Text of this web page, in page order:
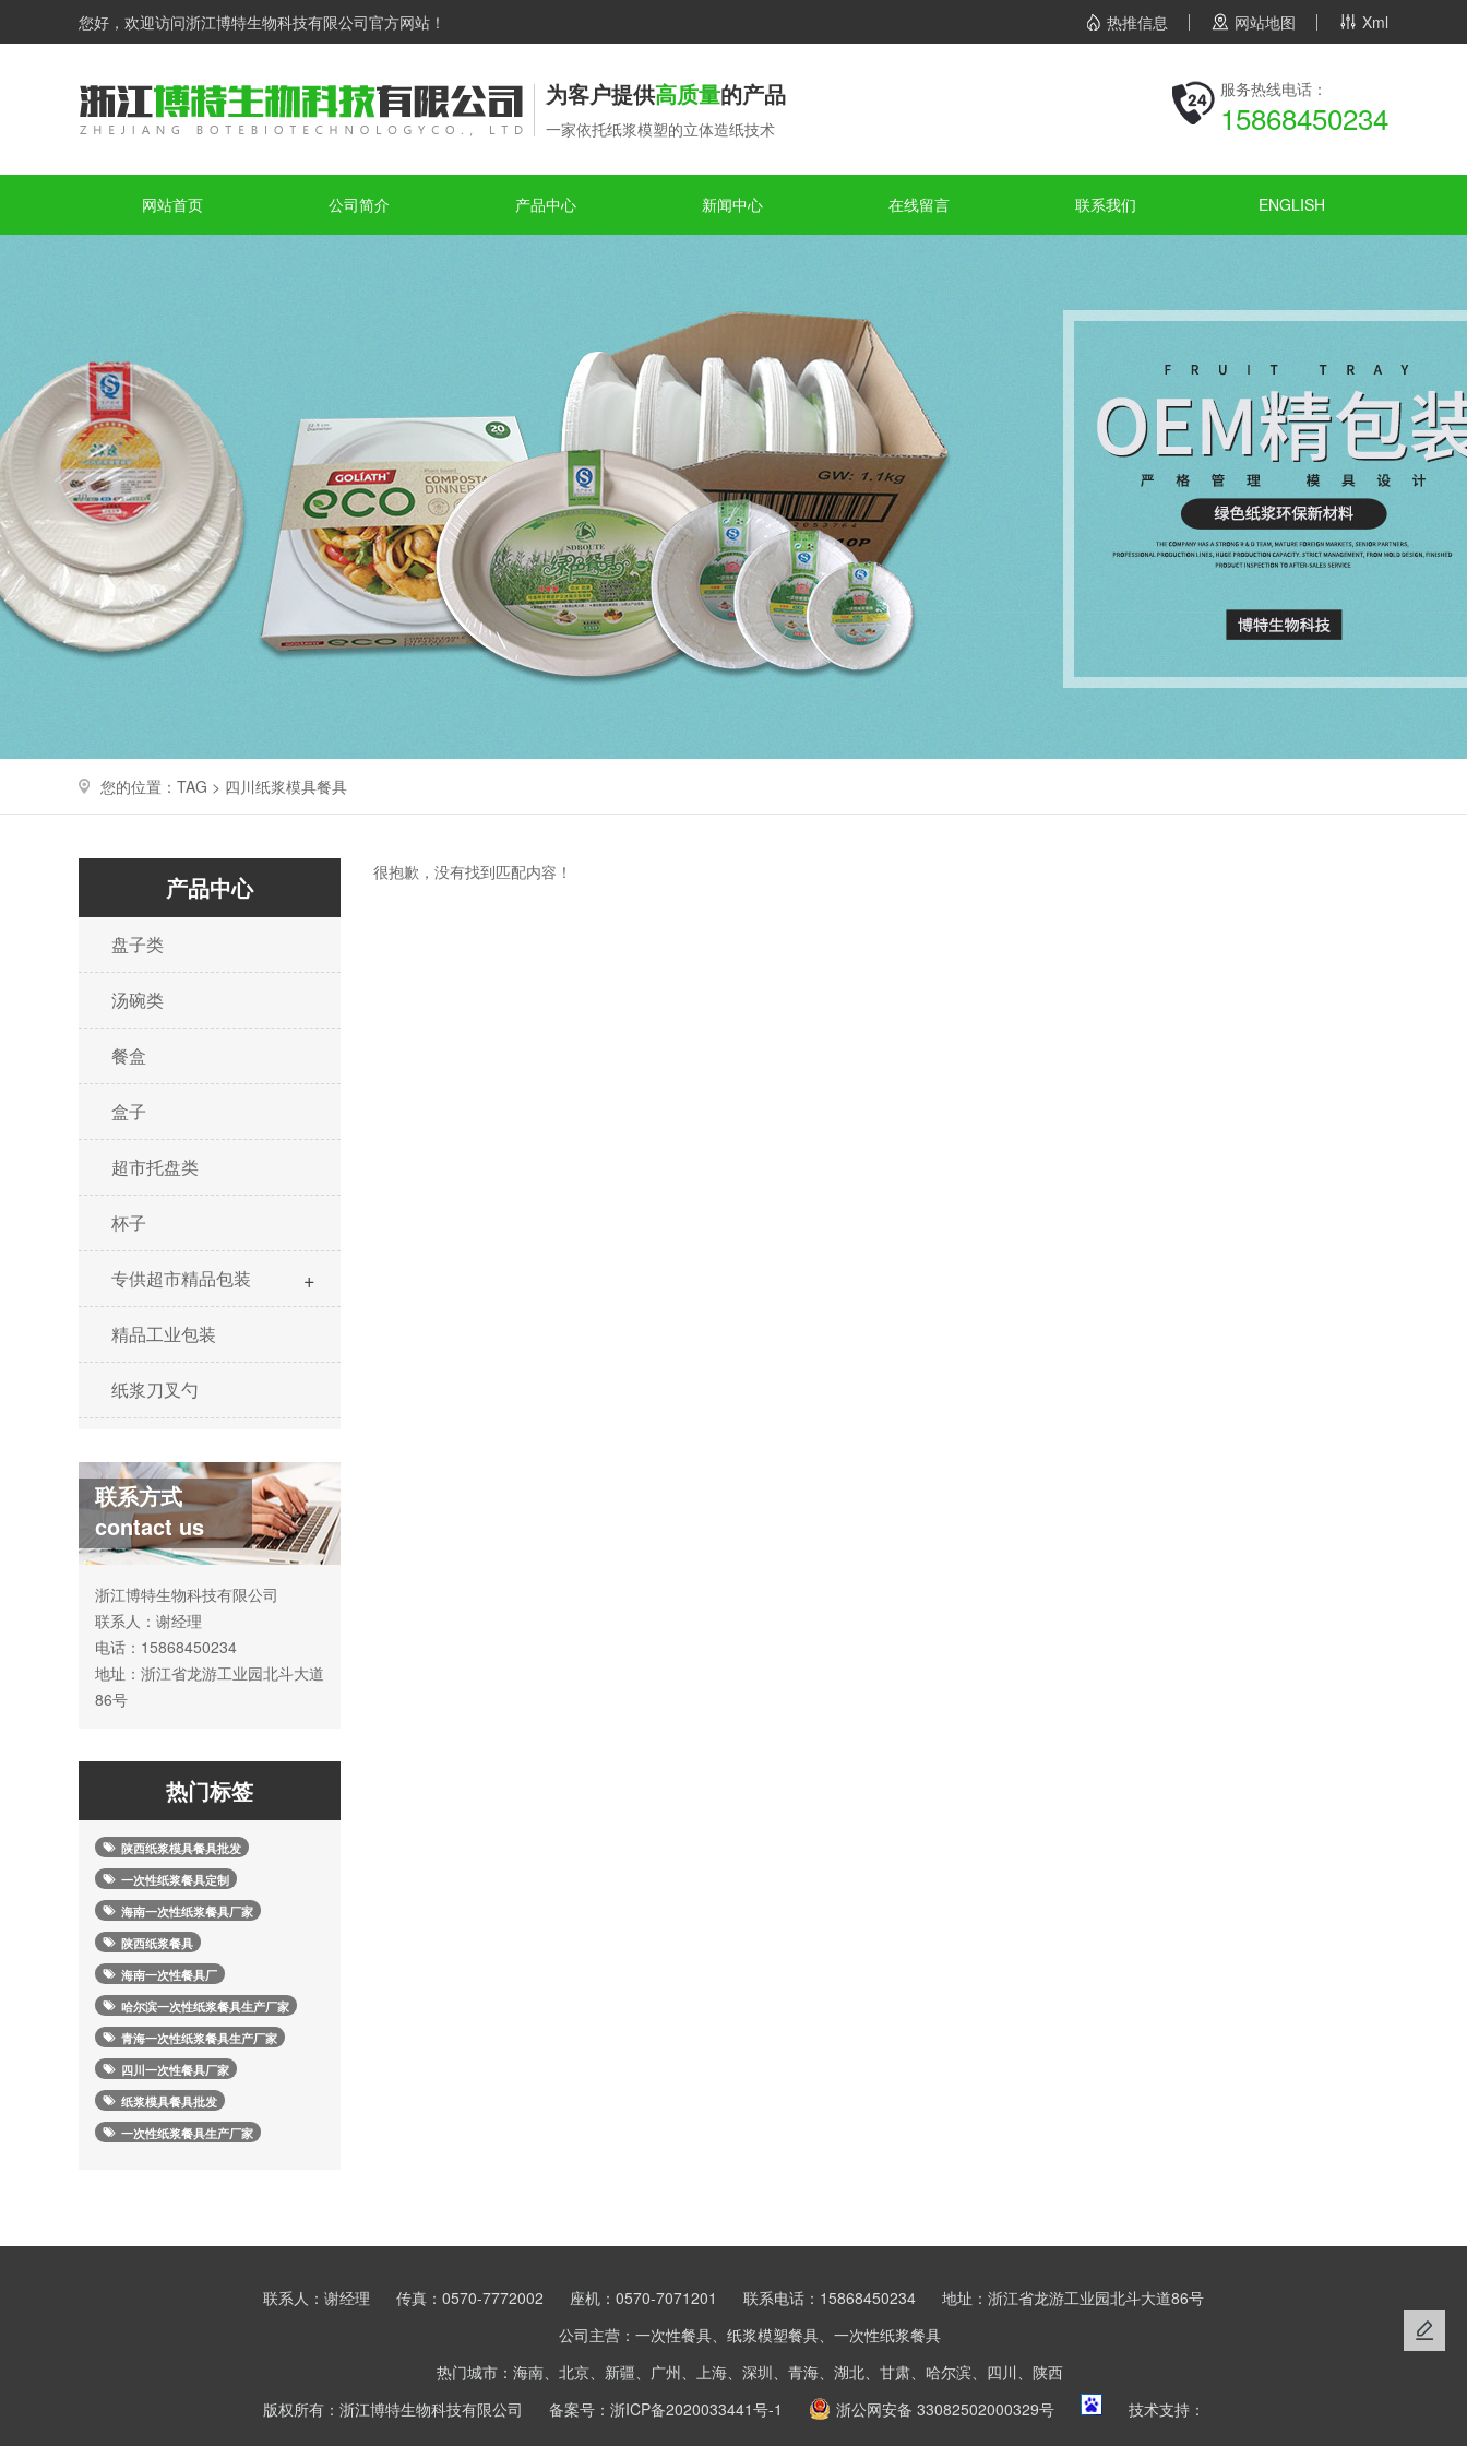
您好，欢迎访问浙江博特生物科技有限公司官方网站！ Xml
网站地图
热推信息
为客户提供高质量的产品
一家依托纸浆模塑的立体造纸技术
服务热线电话：
15868450234
网站首页 公司简介 产品中心 新闻中心 在线留言 联系我们 ENGLISH
您的位置：TAG > 四川纸浆模具餐具
产品中心
盘子类
汤碗类
餐盒
盒子
超市托盘类
杯子
专供超市精品包装 +
精品工业包装
纸浆刀叉勺
联系方式
contact us
浙江博特生物科技有限公司
联系人：谢经理
电话：15868450234
地址：浙江省龙游工业园北斗大道
86号
热门标签
陕西纸浆模具餐具批发
一次性纸浆餐具定制
海南一次性纸浆餐具厂家
陕西纸浆餐具
海南一次性餐具厂
哈尔滨一次性纸浆餐具生产厂家
青海一次性纸浆餐具生产厂家
四川一次性餐具厂家
纸浆模具餐具批发
一次性纸浆餐具生产厂家
很抱歉，没有找到匹配内容！
联系人：谢经理 传真：0570-7772002 座机：0570-7071201 联系电话：15868450234
地址：浙江省龙游工业园北斗大道86号
公司主营：一次性餐具、纸浆模塑餐具、一次性纸浆餐具
热门城市：海南、北京、新疆、广州、上海、深圳、青海、湖北、甘肃、哈尔滨、四川、陕西
版权所有：浙江博特生物科技有限公司
备案号： 浙ICP备2020033441号-1 浙公网安备 33082502000329号 技术支持：